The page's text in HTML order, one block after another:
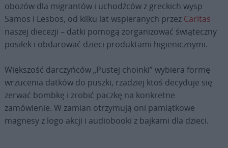
obozów dla migrantów i uchodźców z greckich wysp
Samos i Lesbos, od kilku lat wspieranych przez Caritas
naszej diecezji – datki pomogą zorganizować świąteczny
posiłek i obdarować dzieci produktami higienicznymi.
Większość darczyńców „Pustej choinki” wybiera formę
wrzucenia datków do puszki, rzadziej ktoś decyduje się
zerwać bombkę i zrobić paczkę na konkretne
zamówienie. W zamian otrzymują oni pamiątkowe
magnesy z logo akcji i audiobooki z bajkami dla dzieci.